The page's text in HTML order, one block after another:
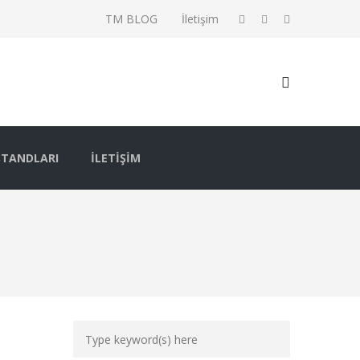
TM BLOG İletişim
İLETIŞIM